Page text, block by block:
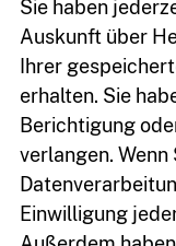
Sie haben
Auskunft über
Ihrer
erhalten. Sie
Berichtigung
verlangen.
Einwilligung